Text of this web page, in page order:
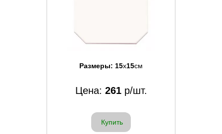
Размеры: 15x15см
Цена: 261р/шт.
Купить